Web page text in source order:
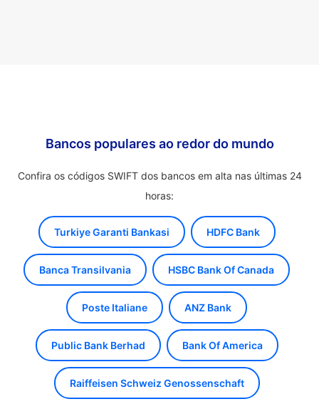
Bancos populares ao redor do mundo
Confira os códigos SWIFT dos bancos em alta nas últimas 24
horas:
Turkiye Garanti Bankasi HDFC Bank
Banca Transilvania HSBC Bank Of Canada
Poste Italiane ANZ Bank
Public Bank Berhad Bank Of America
Raiffeisen Schweiz Genossenschaft